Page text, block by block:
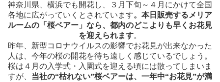
神奈川県、横浜でも開花し、３月下旬～４月にかけて全国
各地に広がっていくとされています。本日販売するメリア
ルームの「桜ベアー」なら、都内のどこよりも早くお花見
を迎えられます。
昨年、新型コロナウイルスの影響でお花見が出来なかった
人は、今年の桜の開花を待ち遠しく感じているでしょう。
桜は４月の入学式・入園式を迎える頃には散ってしまいま
すが、 当社の“枯れない”桜ベアーは、一年中“お花見”が満